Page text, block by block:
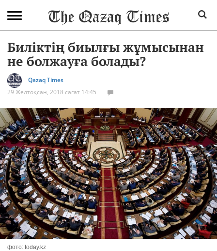
Биліктің биылғы жұмысынан
не болжауға болады?
Qazaq Times
29 Желтоқсан, 2018 сағат 14:45
фото: today.kz